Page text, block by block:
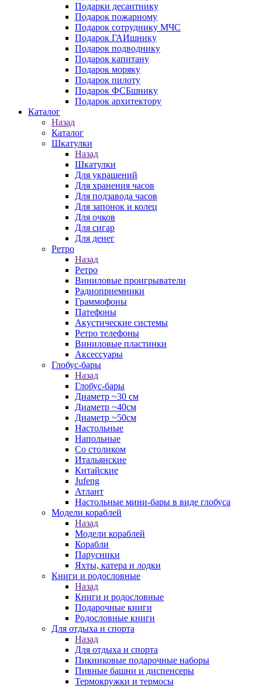
Подарки десантнику
Подарок пожарному
Подарок сотруднику МЧС
Подарок ГАИшнику
Подарок подводнику
Подарок капитану
Подарок моряку
Подарок пилоту
Подарок ФСБшнику
Подарок архитектору
Каталог
Назад
Каталог
Шкатулки
Назад
Шкатулки
Для украшений
Для хранения часов
Для подзавода часов
Для запонок и колец
Для очков
Для сигар
Для денег
Ретро
Назад
Ретро
Виниловые проигрыватели
Радиоприемники
Граммофоны
Патефоны
Акустические системы
Ретро телефоны
Виниловые пластинки
Аксессуары
Глобус-бары
Назад
Глобус-бары
Диаметр ~30 см
Диаметр ~40см
Диаметр ~50см
Настольные
Напольные
Со столиком
Итальянские
Китайские
Jufeng
Атлант
Настольные мини-бары в виде глобуса
Модели кораблей
Назад
Модели кораблей
Корабли
Парусники
Яхты, катера и лодки
Книги и родословные
Назад
Книги и родословные
Подарочные книги
Родословные книги
Для отдыха и спорта
Назад
Для отдыха и спорта
Пикниковые подарочные наборы
Пивные башни и диспенсеры
Термокружки и термосы